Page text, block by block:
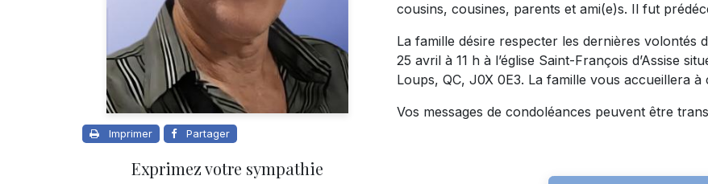
Imprimer Partager
Exprimez votre sympathie
cousins, cousines, parents et ami(e)s. Il fut
La famille désire respecter les dernières volontés
25 avril à 11 h à l’église Saint-François d’Assise
Loups, QC, J0X 0E3. La famille vous accueillera à
Vos messages de condoléances peuvent être